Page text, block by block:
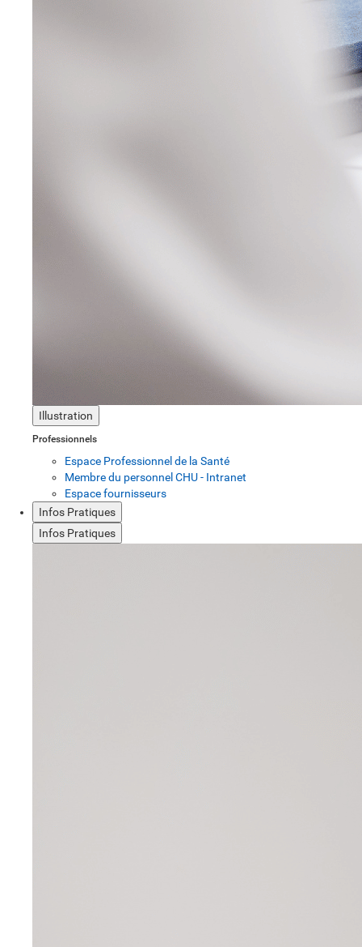
Illustration
Professionnels
Espace Professionnel de la Santé
Membre du personnel CHU - Intranet
Espace fournisseurs
Infos Pratiques
Infos Pratiques